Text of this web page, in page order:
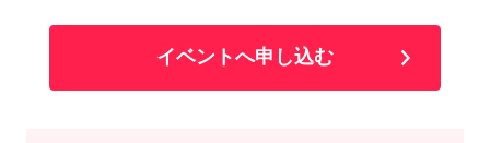
イベントへ申し込む